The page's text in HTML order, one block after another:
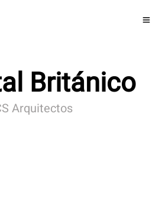
Británico
Arquitectos